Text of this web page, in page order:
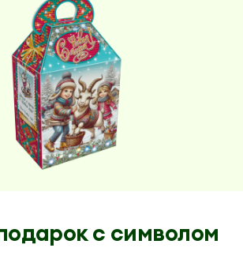
с символом